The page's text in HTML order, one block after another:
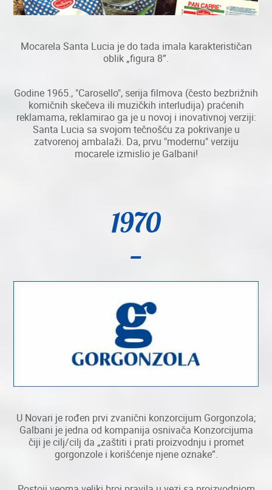
Mocarela Santa Lucia je do tada imala karakterističan
oblik „figura 8”.
Godine 1965., "Carosello", serija filmova (često bezbrižnih
komičnih skečeva ili muzičkih interludija) praćenih
reklamama, reklamirao ga je u novoj i inovativnoj verziji:
Santa Lucia sa svojom tečnošću za pokrivanje u
zatvorenoj ambalaži. Da, prvu "modernu" verziju
mocarele izmislio je Galbani!
1970
U Novari je rođen prvi zvanični konzorcijum Gorgonzola;
Galbani je jedna od kompanija osnivača Konzorcijuma
čiji je cilj/cilj da „zaštiti i prati proizvodnju i promet
gorgonzole i korišćenje njene oznake”.